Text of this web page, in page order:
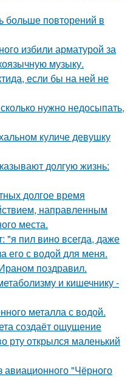
больше повторений в
избили арматурой за
музыку.
если бы на ней не
нужно недосыпать,
куличе девушку
долгую жизнь:
долгое время
направленным
места.
"я пил вино всегда, даже
его с водой для меня.
поздравил.
и кишечнику -
металла с водой.
создаёт ощущение
рту открылся маленький
авиационного "Чёрного